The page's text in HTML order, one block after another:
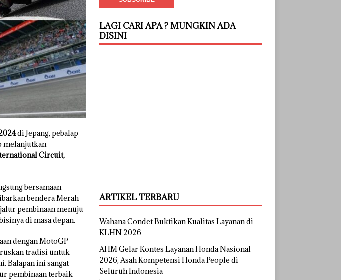
di Jepang, pebalap
melanjutkan
Circuit,
bersamaan
bendera Merah
pembinaan menuju
di masa depan.
dengan MotoGP
tradisi untuk
Balapan ini sangat
pembinaan terbaik
LAGI CARI APA ? MUNGKIN ADA
DISINI
ARTIKEL TERBARU
Wahana Condet Buktikan Kualitas Layanan di
KLHN 2026
AHM Gelar Kontes Layanan Honda Nasional
2026, Asah Kompetensi Honda People di
Seluruh Indonesia